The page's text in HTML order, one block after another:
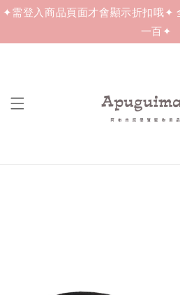
✦需登入商品頁面才會顯示折扣哦✦
一百✦